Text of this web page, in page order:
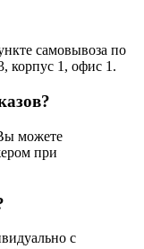
самовывоза по
корпус 1, офис 1.
можете
при
с